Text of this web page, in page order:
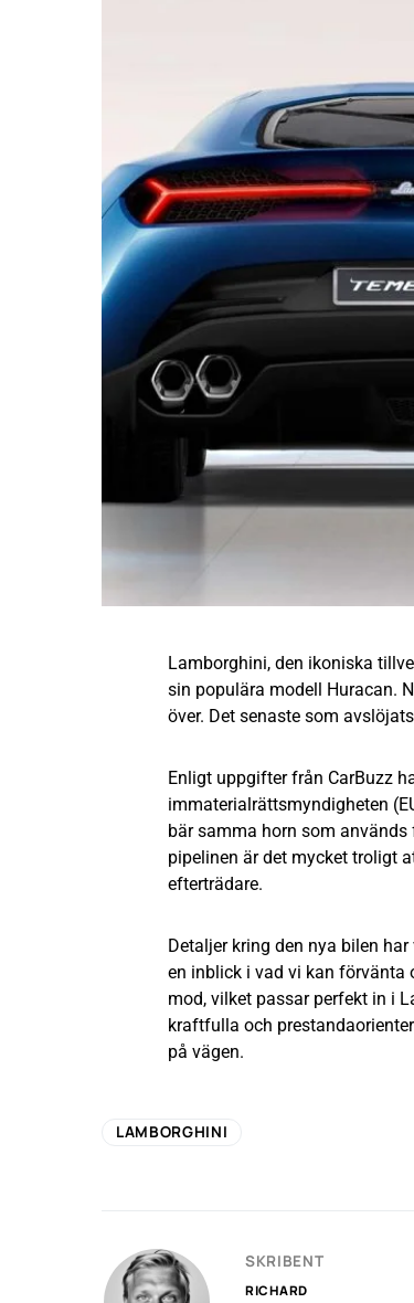
Lamborghini, den ikoniska
sin populära modell Huracan.
över. Det senaste som
Enligt uppgifter från CarBuzz
immaterialrättsmyndigheten
bär samma horn som
pipelinen är det mycket troligt
efterträdare.
Detaljer kring den nya bilen
en inblick i vad vi kan förvänta
mod, vilket passar perfekt in i
kraftfulla och
på vägen.
LAMBORGHINI
SKRIBENT
RICHARD